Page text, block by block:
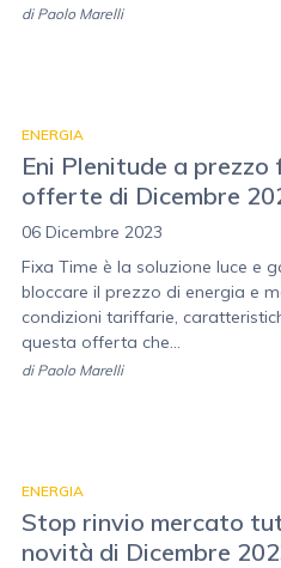
di Paolo Marelli
ENERGIA
Eni Plenitude a prezzo
offerte di Dicembre
06 Dicembre 2023
Fixa Time è la soluzione luce e
bloccare il prezzo di energia e
condizioni tariffarie,
questa offerta che...
di Paolo Marelli
ENERGIA
Stop rinvio mercato
novità di Dicembre